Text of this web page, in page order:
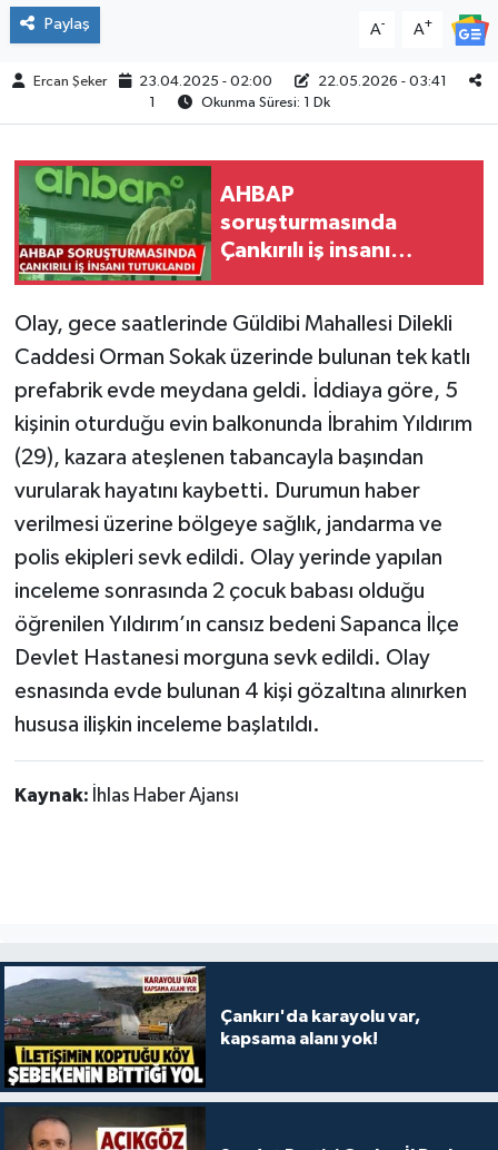
Paylaş A- A+
Ercan Şeker 23.04.2025 - 02:00
22.05.2026 - 03:41
Okunma Süresi: 1 Dk
AHBAP
soruşturmasında
Çankırılı iş insanı
Olay, gece saatlerinde Güldibi Mahallesi Dilekli
Caddesi Orman Sokak üzerinde bulunan tek katlı
prefabrik evde meydana geldi. İddiaya göre, 5
kişinin oturduğu evin balkonunda İbrahim Yıldırım
(29), kazara ateşlenen tabancayla başından
vurularak hayatını kaybetti. Durumun haber
verilmesi üzerine bölgeye sağlık, jandarma ve
polis ekipleri sevk edildi. Olay yerinde yapılan
inceleme sonrasında 2 çocuk babası olduğu
öğrenilen Yıldırım’ın cansız bedeni Sapanca İlçe
Devlet Hastanesi morguna sevk edildi. Olay
esnasında evde bulunan 4 kişi gözaltına alınırken
hususa ilişkin inceleme başlatıldı.
Kaynak: İhlas Haber Ajansı
Çankırı'da karayolu var,
kapsama alanı yok!
MAGAZİN
BİLİM&TEKNOLOJİ
BÖLGE
TÜRKİYE